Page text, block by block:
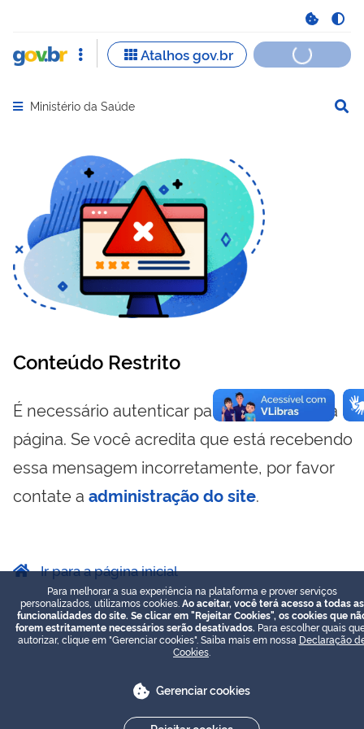
Abrir menu principal de navegação
Ministério da Saúde
Conteúdo Restrito
É necessário autenticar para visualizar essa
página. Se você acredita que está recebendo
essa mensagem incorretamente, por favor
contate a administração do site.
Ir para a página inicial
Para melhorar a sua experiência na plataforma e prover serviços
personalizados, utilizamos cookies. Ao aceitar, você terá acesso a todas as
funcionalidades do site. Se clicar em "Rejeitar Cookies", os cookies que
forem estritamente necessários serão desativados. Para escolher quais
autorizar, clique em "Gerenciar cookies". Saiba mais em nossa Declaração
Cookies
Gerenciar cookies